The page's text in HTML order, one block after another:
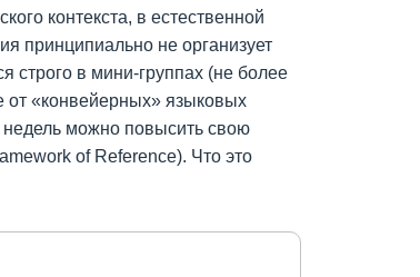
контекста, в естественной
принципиально не организует
строго в мини-группах (не более
от «конвейерных» языковых
недель можно повысить свою
of Reference). Что это